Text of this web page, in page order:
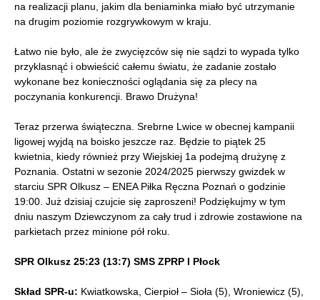
na realizacji planu, jakim dla beniaminka miało być utrzymanie
na drugim poziomie rozgrywkowym w kraju.
Łatwo nie było, ale że zwycięzców się nie sądzi to wypada tylko
przyklasnąć i obwieścić całemu światu, że zadanie zostało
wykonane bez konieczności oglądania się za plecy na
poczynania konkurencji. Brawo Drużyna!
Teraz przerwa świąteczna. Srebrne Lwice w obecnej kampanii
ligowej wyjdą na boisko jeszcze raz. Będzie to piątek 25
kwietnia, kiedy również przy Wiejskiej 1a podejmą drużynę z
Poznania. Ostatni w sezonie 2024/2025 pierwszy gwizdek w
starciu SPR Olkusz – ENEA Piłka Ręczna Poznań o godzinie
19:00. Już dzisiaj czujcie się zaproszeni! Podziękujmy w tym
dniu naszym Dziewczynom za cały trud i zdrowie zostawione na
parkietach przez minione pół roku.
SPR Olkusz 25:23 (13:7) SMS ZPRP I Płock
Skład SPR-u: Kwiatkowska, Cierpioł – Sioła (5), Wroniewicz (5),